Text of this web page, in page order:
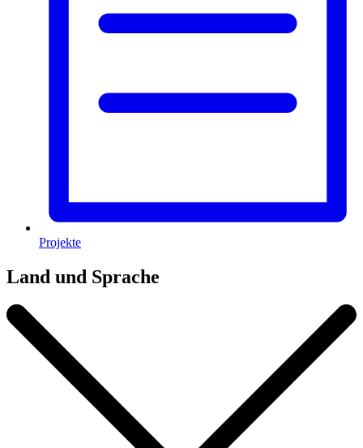
Projekte
Land und Sprache